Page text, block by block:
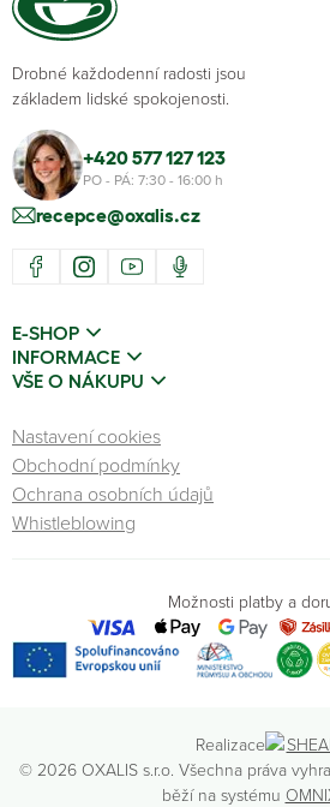
Drobné každodenní radosti jsou
základem lidské spokojenosti.
+420 577 127 123
PO - PÁ: 7:30 - 16:00 h
recepce@oxalis.cz
E-SHOP
INFORMACE
VŠE O NÁKUPU
Nastavení cookies
Obchodní podmínky
Ochrana osobních údajů
Whistleblowing
Možnosti platby a
© 2026 OXALIS s.r.o. Všechna práva
běží na systému
Realizace